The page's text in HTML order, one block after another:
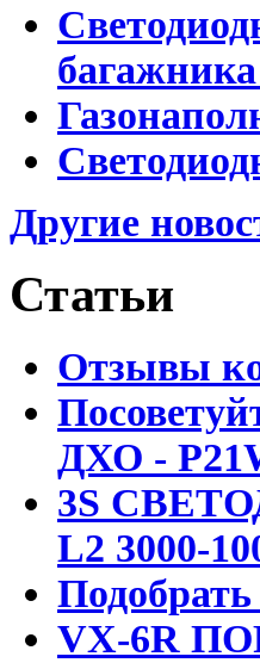
Другие
Статьи
Отзывы
ДХО -
3S
L2 3000-
VX-6R